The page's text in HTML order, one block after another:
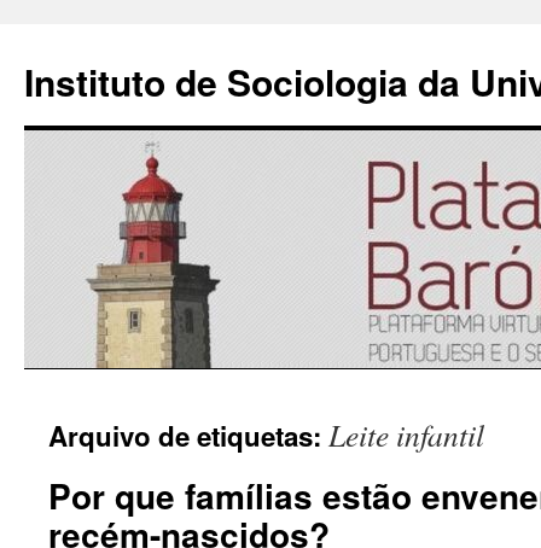
Instituto de Sociologia da
para
conteúdo
Arquivo de etiquetas: Leite infantil
Por que famílias estão
recém-nascidos?